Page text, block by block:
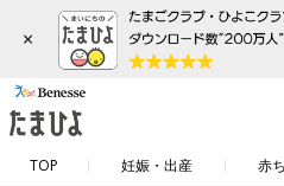
×
TOP 妊娠・出産 赤